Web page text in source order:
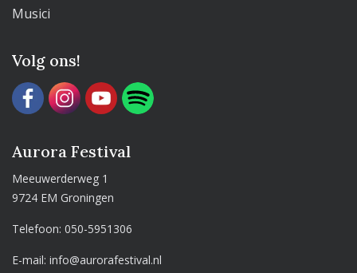
Musici
Volg ons!
Aurora Festival
Meeuwerderweg 1
9724 EM Groningen
Telefoon:050-5951306
E-mail:info@aurorafestival.nl